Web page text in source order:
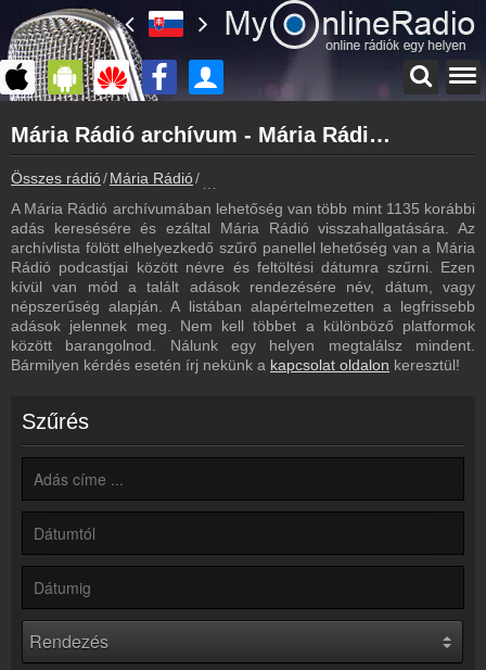
myonlineradio.hu
Mária Rádió
Vissza a Mária Rádió oldalára
Bejelentkezés
Hozz létre saját fiókot!
Most szól
Tudd meg mi szólt eddig
Frekvenciák
Mária Rádió frekvencia
Mária Rádió műsorai
Hírek
Mária Rádió kapcsolatos hírek
Kapcsolat
Írj nekünk!
Partnerek
Rádiós partnerek
Rádió beágyazás
Ágyazd be weboldaladba
Mária Rádió archívum - Mária Rádió podcasts - Mária Rádió visszahallgatás
Összes rádió Mária Rádió
A Mária Rádió archívumában lehetőség van több mint 1135 korábbi
adás keresésére és ezáltal Mária Rádió visszahallgatására. Az
archívlista fölött elhelyezkedő szűrő panellel lehetőség van a Mária
Rádió podcastjai között névre és feltöltési dátumra szűrni. Ezen
kívül van mód a talált adások rendezésére név, dátum, vagy
népszerűség alapján. A listában alapértelmezetten a legfrissebb
adások jelennek meg. Nem kell többet a különböző platformok
között barangolnod. Nálunk egy helyen megtalálsz mindent.
Bármilyen kérdés esetén írj nekünk a kapcsolat oldalon keresztül!
Szűrés